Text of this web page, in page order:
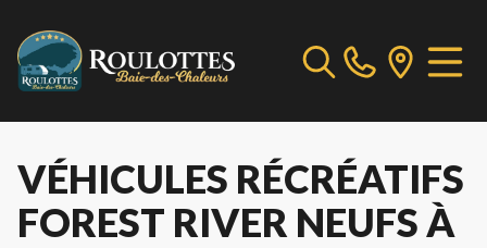
VÉHICULES RÉCRÉATIFS
FOREST RIVER NEUFS À